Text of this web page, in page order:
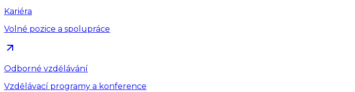
Kariéra
Volné pozice a spolupráce
Odborné vzdělávání
Vzdělávací programy a konference